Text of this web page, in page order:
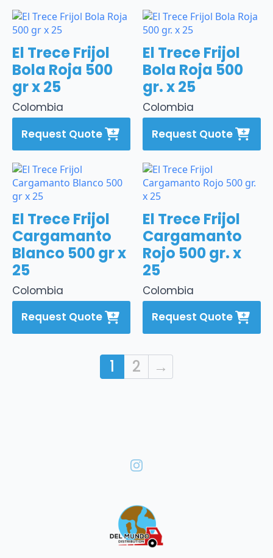
Colombia
El Trece Frijol
Bola Roja 500
gr x 25
Request Quote
Colombia
El Trece Frijol
Bola Roja 500
gr. x 25
Request Quote
Colombia
El Trece Frijol
Cargamanto
Blanco 500 gr x
25
Request Quote
Colombia
El Trece Frijol
Cargamanto
Rojo 500 gr. x
25
Request Quote
1 2 →